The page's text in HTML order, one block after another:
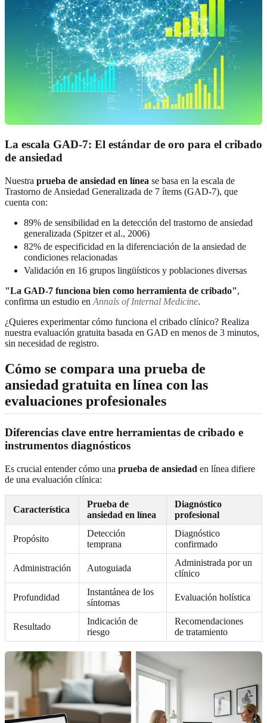
La escala GAD-7: El estándar de oro para el cribado
de ansiedad
Nuestra prueba de ansiedad en línea se basa en la escala de
Trastorno de Ansiedad Generalizada de 7 ítems (GAD-7), que
cuenta con:
89% de sensibilidad en la detección del trastorno de ansiedad
generalizada (Spitzer et al., 2006)
82% de especificidad en la diferenciación de la ansiedad de
condiciones relacionadas
Validación en 16 grupos lingüísticos y poblaciones diversas
"La GAD-7 funciona bien como herramienta de cribado",
confirma un estudio en Annals of Internal Medicine.
¿Quieres experimentar cómo funciona el cribado clínico? Realiza
nuestra evaluación gratuita basada en GAD en menos de 3 minutos,
sin necesidad de registro.
Cómo se compara una prueba de
ansiedad gratuita en línea con las
evaluaciones profesionales
Diferencias clave entre herramientas de cribado e
instrumentos diagnósticos
Es crucial entender cómo una prueba de ansiedad en línea difiere
de una evaluación clínica:
Característica
Prueba de
ansiedad en línea
Diagnóstico
profesional
Propósito
Detección
temprana
Diagnóstico
confirmado
Administración Autoguiada
Administrada por un
clínico
Profundidad
Instantánea de los
síntomas
Evaluación holística
Resultado
Indicación de
riesgo
Recomendaciones
de tratamiento